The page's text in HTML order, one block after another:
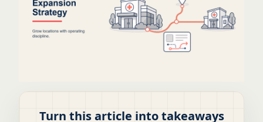
Turn this article into takeaways